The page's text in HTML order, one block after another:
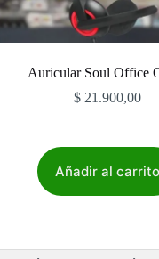
Auricular Soul Office
$ 21.900,00
Añadir al carrito